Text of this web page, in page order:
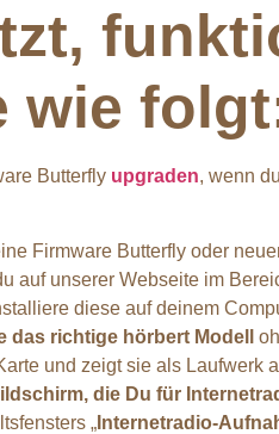
wie
Butterfly upgraden, wenn
Firmware Butterfly oder
auf unserer Webseite im
diese auf deinem
das richtige hörbert Modell
und zeigt sie als Laufwerk
die Du für
„ Internetradio-